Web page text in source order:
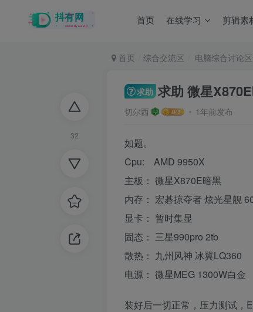
首页 在线学习 剪辑素
32
首页 综合交流区 电脑综合讨论区
求助 求助 微星
切尔西 1年前发布
如题。
Cpu: AMD 9950X
主板： 微星X870E暗黑
内存： 宏碁掠夺者 炫光星舰
显卡： 暂时集显
固态： 三星990pro 2tb
散热： 九州风神 冰翼LQ360
电源： 微星MEG 1300W白金
装好后一切正常，压力测试，